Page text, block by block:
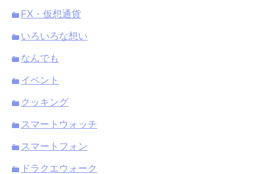
FX・仮想通貨
いろいろな想い
なんでも
イベント
クッキング
スマートウォッチ
スマートフォン
ドラクエウォーク